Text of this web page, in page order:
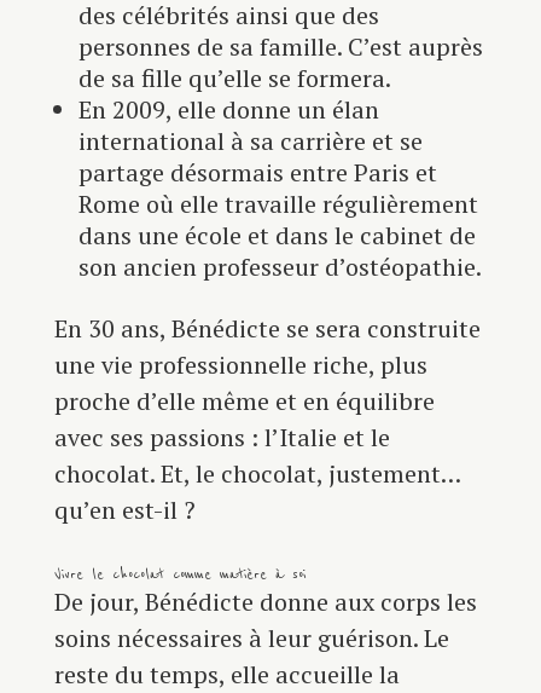
des célébrités ainsi que des
personnes de sa famille. C’est auprès
de sa fille qu’elle se formera.
En 2009, elle donne un élan
international à sa carrière et se
partage désormais entre Paris et
Rome où elle travaille régulièrement
dans une école et dans le cabinet de
son ancien professeur d’ostéopathie.
En 30 ans, Bénédicte se sera construite
une vie professionnelle riche, plus
proche d’elle même et en équilibre
avec ses passions : l’Italie et le
chocolat. Et, le chocolat, justement…
qu’en est-il ?
Vivre le chocolat comme matière à soi
De jour, Bénédicte donne aux corps les
soins nécessaires à leur guérison. Le
reste du temps, elle accueille la